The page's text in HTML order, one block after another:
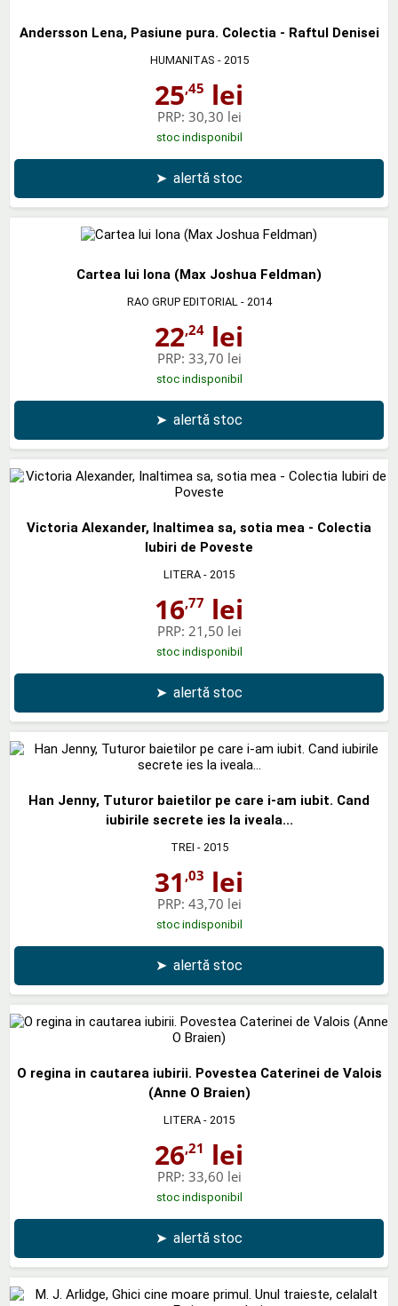
Andersson Lena, Pasiune pura. Colectia - Raftul Denisei
HUMANITAS - 2015
25,45 lei
PRP: 30,30 lei
stoc indisponibil
➤ alertă stoc
Cartea lui Iona (Max Joshua Feldman)
RAO GRUP EDITORIAL - 2014
22,24 lei
PRP: 33,70 lei
stoc indisponibil
➤ alertă stoc
Victoria Alexander, Inaltimea sa, sotia mea - Colectia
Iubiri de Poveste
LITERA - 2015
16,77 lei
PRP: 21,50 lei
stoc indisponibil
➤ alertă stoc
Han Jenny, Tuturor baietilor pe care i-am iubit. Cand
iubirile secrete ies la iveala...
TREI - 2015
31 ,03 lei
PRP: 43,70 lei
stoc indisponibil
➤ alertă stoc
O regina in cautarea iubirii. Povestea Caterinei de Valois
(Anne O Braien)
LITERA - 2015
26,21 lei
PRP: 33,60 lei
stoc indisponibil
➤ alertă stoc